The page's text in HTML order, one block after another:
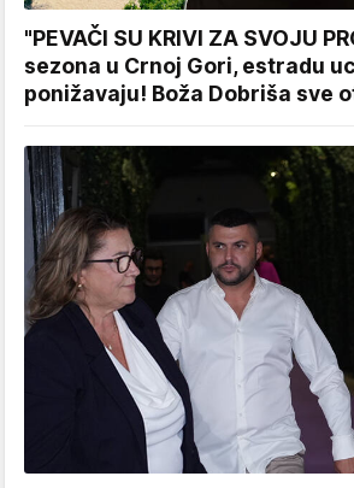
"PEVAČI SU KRIVI ZA SVOJU
sezona u Crnoj Gori, estradu
ponižavaju! Boža Dobriša sve